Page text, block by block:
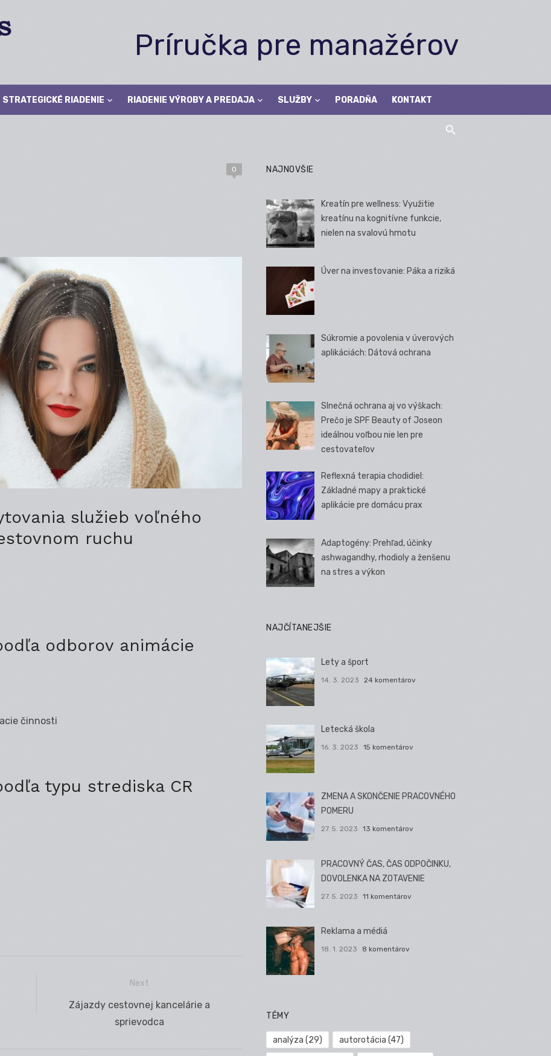
Príručka pre manažérov
STRATEGICKÉ RIADENIE RIADENIE VÝROBY A PREDAJA SLUŽBY PORADŇA KONTAKT
0
služieb voľného
ruchu
odborov animácie
činnosti
typu strediska CR
Next
Next
Zájazdy cestovnej kancelárie a
sprievodca
NAJNOVŠIE
Kreatín pre wellness: Využitie
kreatínu na kognitívne funkcie,
nielen na svalovú hmotu
Úver na investovanie: Páka a riziká
Súkromie a povolenia v úverových
aplikáciách: Dátová ochrana
Slnečná ochrana aj vo výškach:
Prečo je SPF Beauty of Joseon
ideálnou voľbou nie len pre
cestovateľov
Reflexná terapia chodidiel:
Základné mapy a praktické
aplikácie pre domácu prax
Adaptogény: Prehľad, účinky
ashwagandhy, rhodioly a ženšenu
na stres a výkon
NAJČÍTANEJŠIE
Lety a šport
14. 3. 2023 24 komentárov
Letecká škola
16. 3. 2023 15 komentárov
ZMENA A SKONČENIE PRACOVNÉHO
POMERU
27. 5. 2023 13 komentárov
PRACOVNÝ ČAS, ČAS ODPOČINKU,
DOVOLENKA NA ZOTAVENIE
27. 5. 2023 11 komentárov
Reklama a médiá
18. 1. 2023 8 komentárov
TÉMY
analýza (29) autorotácia (47)